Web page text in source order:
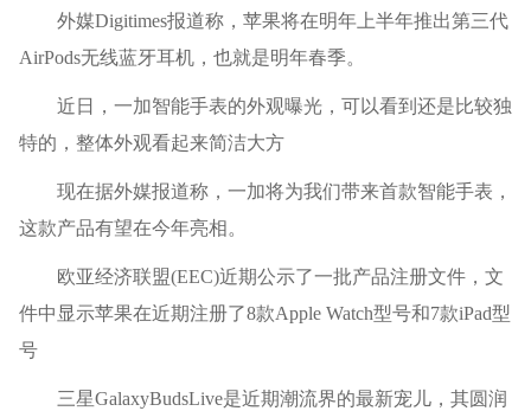
外媒Digitimes报道称，苹果将在明年上半年推出第三代
AirPods无线蓝牙耳机，也就是明年春季。
近日，一加智能手表的外观曝光，可以看到还是比较独
特的，整体外观看起来简洁大方
现在据外媒报道称，一加将为我们带来首款智能手表，
这款产品有望在今年亮相。
欧亚经济联盟(EEC)近期公示了一批产品注册文件，文
件中显示苹果在近期注册了8款Apple Watch型号和7款iPad型
号
三星GalaxyBudsLive是近期潮流界的最新宠儿，其圆润